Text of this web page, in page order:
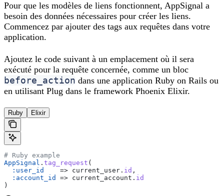
Pour que les modèles de liens fonctionnent, AppSignal a
besoin des données nécessaires pour créer les liens.
Commencez par ajouter des tags aux requêtes dans votre
application.
Ajoutez le code suivant à un emplacement où il sera
exécuté pour la requête concernée, comme un bloc
before_action dans une application Ruby on Rails ou
en utilisant Plug dans le framework Phoenix Elixir.
Ruby Elixir
# Ruby example
AppSignal . tag_request (
  :user_id
    => current_user.
id ,
  :account_id
=> current_account. id
)